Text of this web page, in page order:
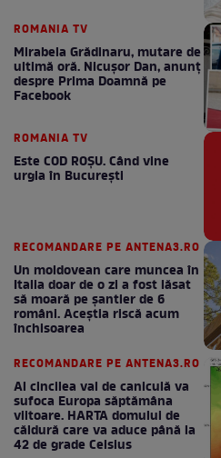
ROMANIA TV
Mirabela Grădinaru, mutare de
ultimă oră. Nicuşor Dan, anunţ
despre Prima Doamnă pe
Facebook
ROMANIA TV
Este COD ROŞU. Când vine
urgia în Bucureşti
RECOMANDARE PE ANTENA3.RO
Un moldovean care muncea în
Italia doar de o zi a fost lăsat
să moară pe şantier de 6
români. Aceștia riscă acum
închisoarea
RECOMANDARE PE ANTENA3.RO
Al cincilea val de caniculă va
sufoca Europa săptămâna
viitoare. HARTA domului de
căldură care va aduce până la
42 de grade Celsius